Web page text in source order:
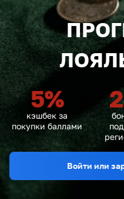
5%
кэшбек за
покупки баллами
Войти или